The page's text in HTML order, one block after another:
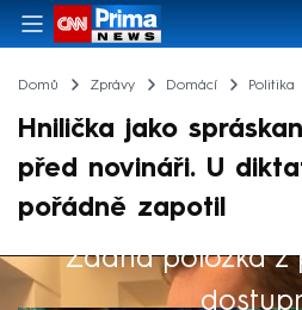
Domů Zprávy Domácí Politika
Hnilička jako
před novináři. U
pořádně zapotil
Žádná položka z
Výběr redakce